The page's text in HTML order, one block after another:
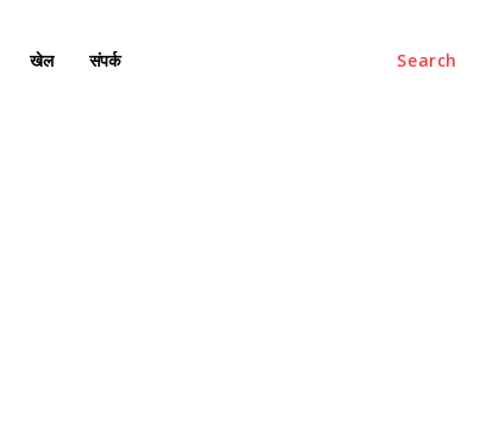
Search
खेल संपर्क